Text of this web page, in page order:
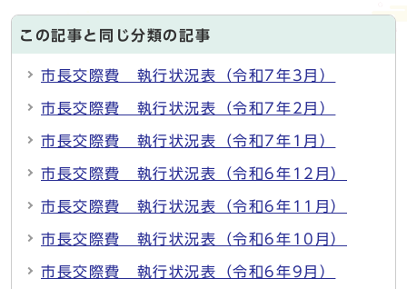
この記事と同じ分類の記事
市長交際費 執行状況表（令和7年3月）
市長交際費 執行状況表（令和7年2月）
市長交際費 執行状況表（令和7年1月）
市長交際費 執行状況表（令和6年12月）
市長交際費 執行状況表（令和6年11月）
市長交際費 執行状況表（令和6年10月）
市長交際費 執行状況表（令和6年9月）